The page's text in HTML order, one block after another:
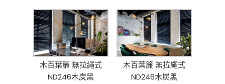
木百葉簾 無拉繩式
ND246木炭黑
木百葉簾 無拉繩式
ND246木炭黑